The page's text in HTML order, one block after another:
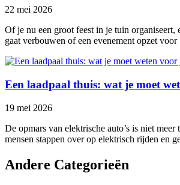
22 mei 2026
Of je nu een groot feest in je tuin organiseert,
gaat verbouwen of een evenement opzet voor
Een laadpaal thuis: wat je moet
19 mei 2026
De opmars van elektrische auto’s is niet meer
mensen stappen over op elektrisch rijden en
Andere Categorieën